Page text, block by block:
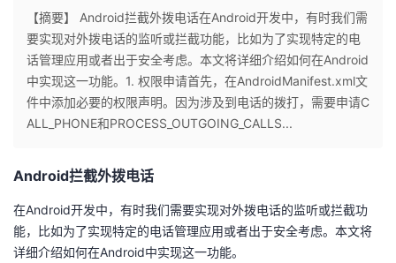
个
人
页
我
开
发
【摘要】 Android拦截外拨电话在Android开发中，有时我们需
要实现对外拨电话的监听或拦截功能，比如为了实现特定的电
话管理应用或者出于安全考虑。本文将详细介绍如何在Android
中实现这一功能。1. 权限申请首先，在​​AndroidManifest.xml​​文
件中添加必要的权限声明。因为涉及到电话的拨打，需要申请​​C
ALL_PHONE​​和​​PROCESS_OUTGOING_CALLS...
Android拦截外拨电话
在Android开发中，有时我们需要实现对外拨电话的监听或拦截功
能，比如为了实现特定的电话管理应用或者出于安全考虑。本文将
详细介绍如何在Android中实现这一功能。